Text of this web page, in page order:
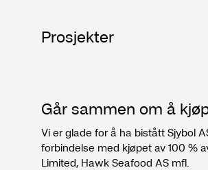
Prosjekter
Går sammen om å
Vi er glade for å ha bistått Sjybol
forbindelse med kjøpet av 100 %
Limited, Hawk Seafood AS mfl.